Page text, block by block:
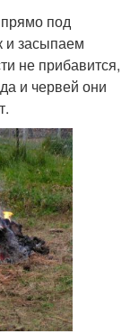
под
и засыпаем
не прибавится,
и червей они